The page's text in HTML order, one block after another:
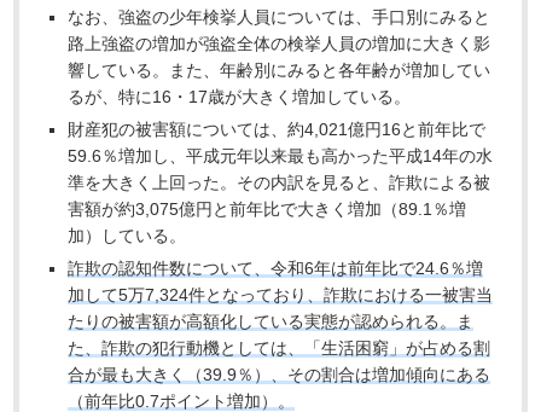
なお、強盗の少年検挙人員については、手口別にみると
路上強盗の増加が強盗全体の検挙人員の増加に大きく影
響している。また、年齢別にみると各年齢が増加してい
るが、特に16・17歳が大きく増加している。
財産犯の被害額については、約4,021億円16と前年比で
59.6％増加し、平成元年以来最も高かった平成14年の水
準を大きく上回った。その内訳を見ると、詐欺による被
害額が約3,075億円と前年比で大きく増加（89.1％増
加）している。
詐欺の認知件数について、令和6年は前年比で24.6％増
加して5万7,324件となっており、詐欺における一被害当
たりの被害額が高額化している実態が認められる。ま
た、詐欺の犯行動機としては、「生活困窮」が占める割
合が最も大きく（39.9％）、その割合は増加傾向にある
（前年比0.7ポイント増加）。